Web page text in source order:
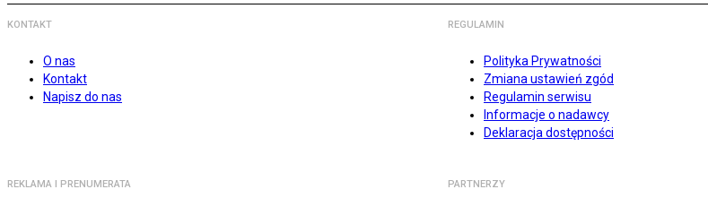
KONTAKT
O nas
Kontakt
Napisz do nas
REGULAMIN
Polityka Prywatności
Zmiana ustawień zgód
Regulamin serwisu
Informacje o nadawcy
Deklaracja dostępności
REKLAMA I PRENUMERATA PARTNERZY